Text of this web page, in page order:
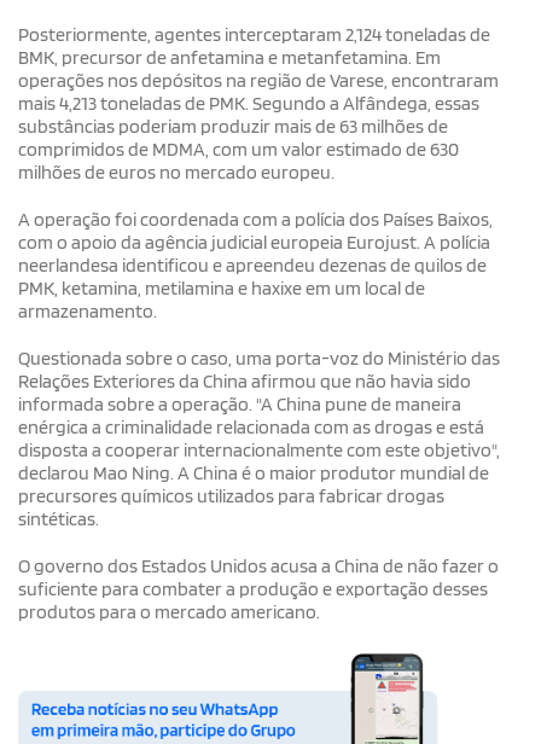
Posteriormente, agentes interceptaram 2,124 toneladas de
BMK, precursor de anfetamina e metanfetamina. Em
operações nos depósitos na região de Varese, encontraram
mais 4,213 toneladas de PMK. Segundo a Alfândega, essas
substâncias poderiam produzir mais de 63 milhões de
comprimidos de MDMA, com um valor estimado de 630
milhões de euros no mercado europeu.
A operação foi coordenada com a polícia dos Países Baixos,
com o apoio da agência judicial europeia Eurojust. A polícia
neerlandesa identificou e apreendeu dezenas de quilos de
PMK, ketamina, metilamina e haxixe em um local de
armazenamento.
Questionada sobre o caso, uma porta-voz do Ministério das
Relações Exteriores da China afirmou que não havia sido
informada sobre a operação. "A China pune de maneira
enérgica a criminalidade relacionada com as drogas e está
disposta a cooperar internacionalmente com este objetivo",
declarou Mao Ning. A China é o maior produtor mundial de
precursores químicos utilizados para fabricar drogas
sintéticas.
O governo dos Estados Unidos acusa a China de não fazer o
suficiente para combater a produção e exportação desses
produtos para o mercado americano.